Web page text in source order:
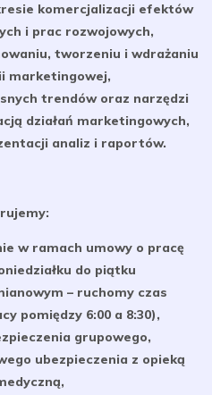
komercjalizacji efektów
i prac rozwojowych,
tworzeniu i wdrażaniu
marketingowej,
trendów oraz narzędzi
działań marketingowych,
analiz i raportów.
w ramach umowy o pracę
do piątku
– ruchomy czas
pomiędzy 6:00 a 8:30),
grupowego,
ubezpieczenia z opieką